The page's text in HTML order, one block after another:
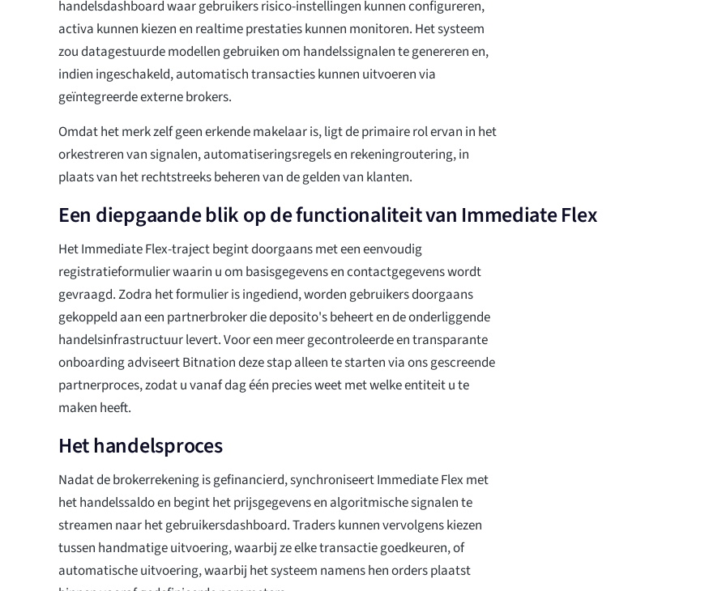
handelsdashboard waar gebruikers risico-instellingen kunnen configureren,
activa kunnen kiezen en realtime prestaties kunnen monitoren. Het systeem
zou datagestuurde modellen gebruiken om handelssignalen te genereren en,
indien ingeschakeld, automatisch transacties kunnen uitvoeren via
geïntegreerde externe brokers.
Omdat het merk zelf geen erkende makelaar is, ligt de primaire rol ervan in het
orkestreren van signalen, automatiseringsregels en rekeningroutering, in
plaats van het rechtstreeks beheren van de gelden van klanten.
Een diepgaande blik op de functionaliteit van Immediate Flex
Het Immediate Flex-traject begint doorgaans met een eenvoudig
registratieformulier waarin u om basisgegevens en contactgegevens wordt
gevraagd. Zodra het formulier is ingediend, worden gebruikers doorgaans
gekoppeld aan een partnerbroker die deposito's beheert en de onderliggende
handelsinfrastructuur levert. Voor een meer gecontroleerde en transparante
onboarding adviseert Bitnation deze stap alleen te starten via ons gescreende
partnerproces, zodat u vanaf dag één precies weet met welke entiteit u te
maken heeft.
Het handelsproces
Nadat de brokerrekening is gefinancierd, synchroniseert Immediate Flex met
het handelssaldo en begint het prijsgegevens en algoritmische signalen te
streamen naar het gebruikersdashboard. Traders kunnen vervolgens kiezen
tussen handmatige uitvoering, waarbij ze elke transactie goedkeuren, of
automatische uitvoering, waarbij het systeem namens hen orders plaatst